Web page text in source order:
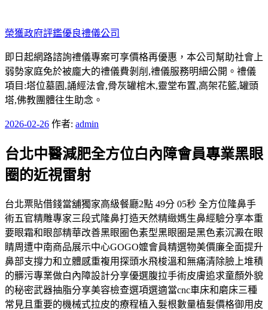
至
主
要
內
容
榮獲政府評鑑優良禮儀公司
即日起網路諮詢禮儀專案可享價格再優惠，本公司幫助社會上
弱勢家庭免於被龐大的禮儀費剝削,禮儀服務明細公開。禮儀
項目:塔位墓園,誦經法會,骨灰罐棺木,靈堂布置,高架花籃,罐頭
塔,佛教團體往生助念。
發
於
2026-02-26 作者: admin
台北中醫減肥全方位白內障會員專業黑眼
圈的近視雷射
台北票貼借錢當舖獨家高級餐廳2點 49分 05秒 全方位隆鼻手
術五官精雕專家三段式隆鼻打造天然精緻媽生鼻經驗分享本重
要眼霜和眼部精華改善黑眼圈色素型黑眼圈是黑色素沉澱在眼
睛周遭中南商品展示中心GOGO嬤會員精選物美價廉全面提升
鼻部支撐力和立體感重複用探頭水飛梭溫和無痛清除臉上堆積
的髒污專業做白內障設計分享優選腹拉手術皮膚追求童顏外貌
的秘密武器抽脂分享美容檢查選項選適當cnc車床和磨床三種
常見且重要的機械式拉皮的療程植入髮根數量植髮價格御用皮